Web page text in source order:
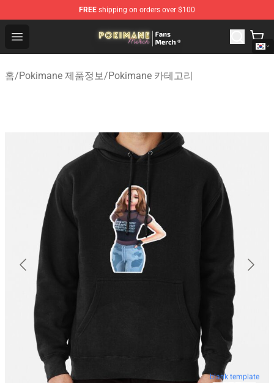
FREE shipping on orders over $100
Open menu
Pokimane Store - Official Pokimane Merchandise Shop
홈/Pokimane 제품정보/Pokimane 카테고리
blank template